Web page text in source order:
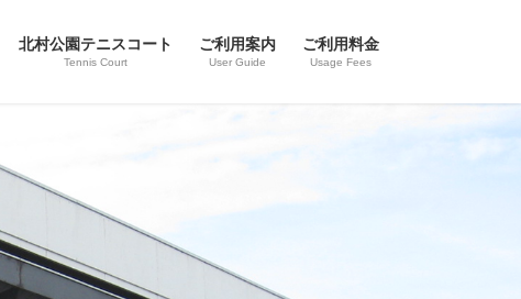
北村公園テニスコート
Tennis Court
ご利用案内
User Guide
ご利用料金
Usage Fees